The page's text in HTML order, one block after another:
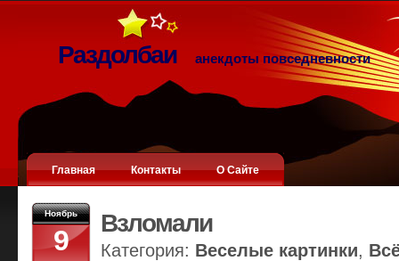
Раздолбаи анекдоты повседневности
Главная Контакты О Сайте
Ноябрь
9
Взломали
Категория: Веселые картинки,